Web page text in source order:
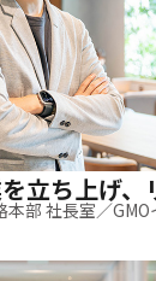
立ち上げ、
本部 社長室／